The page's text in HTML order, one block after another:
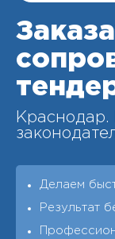
Краснодар.
Делаем
Результат